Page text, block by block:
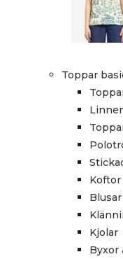
Toppar
Koftor
Kjolar
Byxor